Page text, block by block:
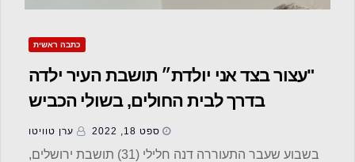
כתבה ראשית
"עצור בצד אני יולדת״ תושבת העיר ילדה
בדרך לבית החולים, בשולי הכביש
ספט 18, 2022 ערן טוויטו
בשבוע שעבר התעוררה דנה חלילי (31) תושבת ירושלים,